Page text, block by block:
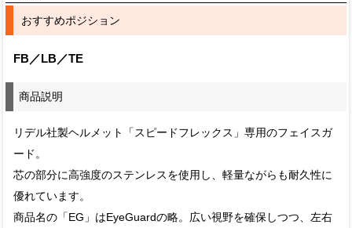
おすすめポジション
FB／LB／TE
商品説明
リデル社製ヘルメット「スピードフレックス」専用のフェイスガ
ード。
芯の部分に高強度のステンレスを使用し、軽量ながらも耐久性に
優れています。
商品名の「EG」はEyeGuardの略。広い視野を確保しつつ、左右